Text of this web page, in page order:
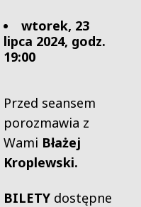
wtorek, 23
lipca 2024, godz.
19:00
Przed seansem
porozmawia z
Wami Błażej
Kroplewski.
BILETY dostępne